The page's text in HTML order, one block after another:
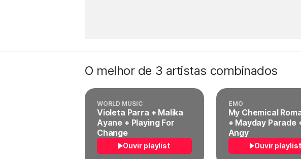
O melhor de 3 artistas combinados
WORLD MUSIC
Violeta Parra + Malika
Ayane + Playing For
Change
Ouvir playlist
EMO
My Chemical
+ Mayday Parade
Angy
Ouvir playlist